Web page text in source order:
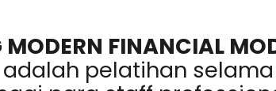
FINANCIAL
pelatihan